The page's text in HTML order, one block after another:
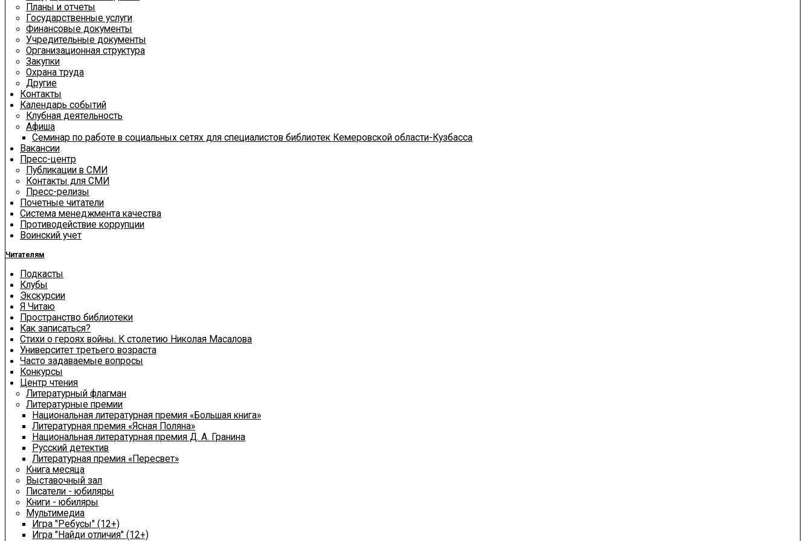
Планы и отчеты
Государственные услуги
Финансовые документы
Учредительные документы
Организационная структура
Закупки
Охрана труда
Другие
Контакты
Календарь событий
Клубная деятельность
Афиша
Семинар по работе в социальных сетях для специалистов библиотек Кемеровской области-Кузбасса
Вакансии
Пресс-центр
Публикации в СМИ
Контакты для СМИ
Пресс-релизы
Почетные читатели
Система менеджмента качества
Противодействие коррупции
Воинский учет
Читателям
Подкасты
Клубы
Экскурсии
Я Читаю
Пространство библиотеки
Как записаться?
Стихи о героях войны. К столетию Николая Масалова
Университет третьего возраста
Часто задаваемые вопросы
Конкурсы
Центр чтения
Литературный флагман
Литературные премии
Национальная литературная премия «Большая книга»
Литературная премия «Ясная Поляна»
Национальная литературная премия Д. А. Гранина
Русский детектив
Литературная премия «Пересвет»
Книга месяца
Выставочный зал
Писатели - юбиляры
Книги - юбиляры
Мультимедиа
Игра "Ребусы" (12+)
Игра "Найди отличия" (12+)